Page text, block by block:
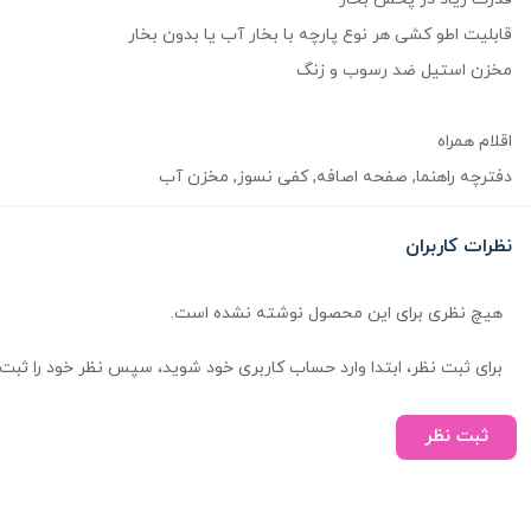
قابلیت اطو کشی هر نوع پارچه با بخار آب یا بدون بخار
مخزن استیل ضد رسوب و زنگ
اقلام همراه
دفترچه راهنما, صفحه اصافه, کفی نسوز, مخزن آب
نظرات کاربران
هیچ نظری برای این محصول نوشته نشده است.
برای ثبت نظر، ابتدا وارد حساب کاربری خود شوید، سپس نظر خود را ثبت
ثبت نظر